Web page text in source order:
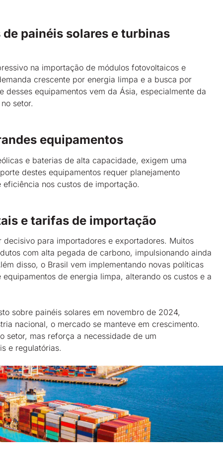
painéis solares e turbinas
na importação de módulos fotovoltaicos e
crescente por energia limpa e a busca por
desses equipamentos vem da Ásia, especialmente da
setor.
equipamentos
e baterias de alta capacidade, exigem uma
destes equipamentos requer planejamento
nos custos de importação.
e tarifas de importação
para importadores e exportadores. Muitos
com alta pegada de carbono, impulsionando ainda
disso, o Brasil vem implementando novas políticas
de energia limpa, alterando os custos e a
sobre painéis solares em novembro de 2024,
nacional, o mercado se manteve em crescimento.
setor, mas reforça a necessidade de um
e regulatórias.